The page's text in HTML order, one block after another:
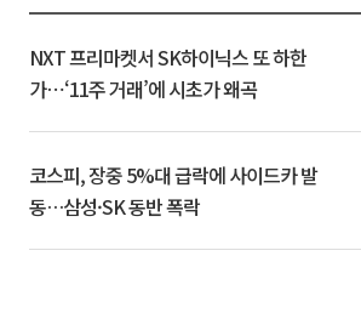
NXT 프리마켓서 SK하이닉스 또 하한
가⋯‘11주 거래’에 시초가 왜곡
코스피, 장중 5%대 급락에 사이드카 발
동…삼성·SK 동반 폭락